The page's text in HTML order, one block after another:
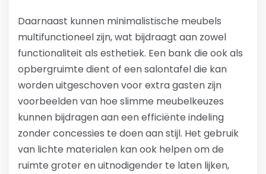
Daarnaast kunnen minimalistische meubels
multifunctioneel zijn, wat bijdraagt aan zowel
functionaliteit als esthetiek. Een bank die ook als
opbergruimte dient of een salontafel die kan
worden uitgeschoven voor extra gasten zijn
voorbeelden van hoe slimme meubelkeuzes
kunnen bijdragen aan een efficiënte indeling
zonder concessies te doen aan stijl. Het gebruik
van lichte materialen kan ook helpen om de
ruimte groter en uitnodigender te laten lijken,